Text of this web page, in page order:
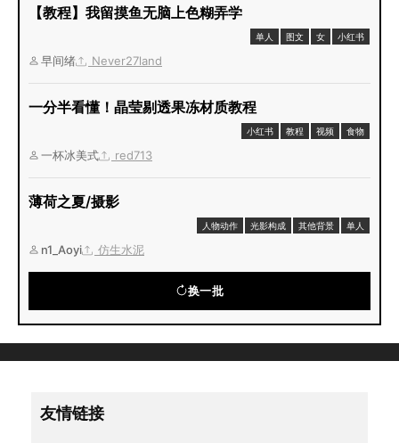
【教程】我留摸鱼无脑上色糊弄学
单人 图文 女 小红书
早间绪 Never27land
一分半看懂！晶莹剔透果冻材质教程
小红书 教程 视频 食物
一杯冰美式 red713
薄荷之夏/摄影
人物动作 光影构成 其他背景 单人
n1_Aoyi 仿生水泥
换一批
友情链接